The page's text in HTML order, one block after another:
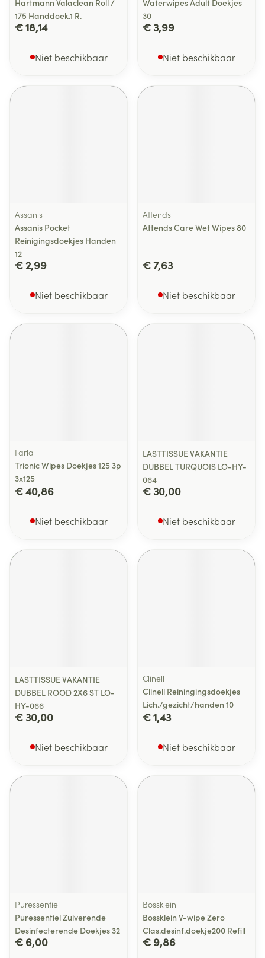
Hartmann Valaclean Roll /
175 Handdoek.1 R.
€ 18,14
Niet beschikbaar
Waterwipes Adult Doekjes
30
€ 3,99
Niet beschikbaar
Assanis
Assanis Pocket
Reinigingsdoekjes Handen
12
€ 2,99
Niet beschikbaar
Attends
Attends Care Wet Wipes 80
€ 7,63
Niet beschikbaar
Farla
Trionic Wipes Doekjes 125 3p
3x125
€ 40,86
Niet beschikbaar
LASTTISSUE VAKANTIE
DUBBEL TURQUOIS LO-HY-
064
€ 30,00
Niet beschikbaar
LASTTISSUE VAKANTIE
DUBBEL ROOD 2X6 ST LO-
HY-066
€ 30,00
Niet beschikbaar
Clinell
Clinell Reiningingsdoekjes
Lich./gezicht/handen 10
€ 1,43
Niet beschikbaar
Puressentiel
Puressentiel Zuiverende
Desinfecterende Doekjes 32
€ 6,00
Bossklein
Bossklein V-wipe Zero
Clas.desinf.doekje200 Refill
€ 9,86